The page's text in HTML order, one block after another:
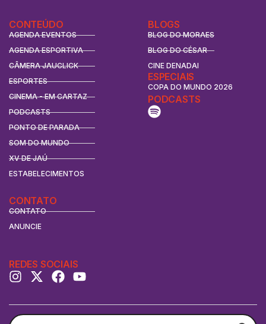
CONTEÚDO
AGENDA EVENTOS
AGENDA ESPORTIVA
CÂMERA JAUCLICK
ESPORTES
CINEMA - EM CARTAZ
PODCASTS
PONTO DE PARADA
SOM DO MUNDO
XV DE JAÚ
ESTABELECIMENTOS
BLOGS
BLOG DO MORAES
BLOG DO CÉSAR
CINE DENADAI
ESPECIAIS
COPA DO MUNDO 2026
CONTATO
CONTATO
ANUNCIE
PODCASTS
REDES SOCIAIS